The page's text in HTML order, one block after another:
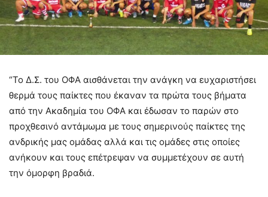
“Το Δ.Σ. του ΟΦΑ αισθάνεται την ανάγκη να ευχαριστήσει
θερμά τους παίκτες που έκαναν τα πρώτα τους βήματα
από την Ακαδημία του ΟΦΑ και έδωσαν το παρών στο
προχθεσινό αντάμωμα με τους σημερινούς παίκτες της
ανδρικής μας ομάδας αλλά και τις ομάδες στις οποίες
ανήκουν και τους επέτρεψαν να συμμετέχουν σε αυτή
την όμορφη βραδιά.